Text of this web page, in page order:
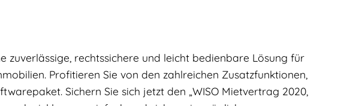
zuverlässige, rechtssichere und leicht bedienbare Lösung für
Profitieren Sie von den zahlreichen Zusatzfunktionen,
Sichern Sie sich jetzt den „WISO Mietvertrag 2020,